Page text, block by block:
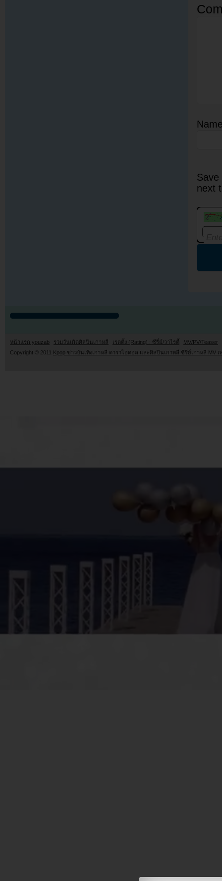
next
หน้าแรก youzab รวมวันเกิดศิลปินเกาหลี เรตติ้ง (Rating) : ซีรี่ย์/วาไรตี้
MV/PV/Teaser
Copyright © 2011 Kpop ข่าวบันเทิงเกาหลี ดาราไอดอล และศิลปินเกาหลี ซีรี่ย์เกาหลี MV